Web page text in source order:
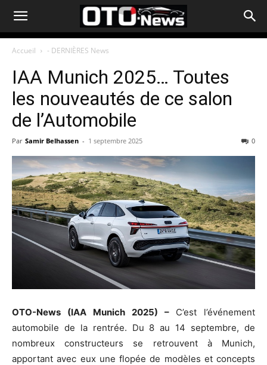
Accueil - DERNIÈRES News
IAA Munich 2025… Toutes
les nouveautés de ce salon
de l’Automobile
Par Samir Belhassen - 1 septembre 2025 0
OTO-News (IAA Munich 2025) – C’est l’événement
automobile de la rentrée. Du 8 au 14 septembre, de
nombreux constructeurs se retrouvent à Munich,
apportant avec eux une flopée de modèles et concepts